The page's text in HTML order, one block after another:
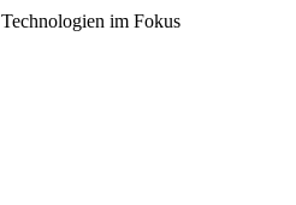
Technologien im Fokus